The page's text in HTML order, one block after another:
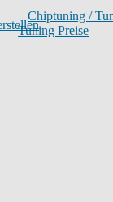
Chiptuning /
Tuning Preise